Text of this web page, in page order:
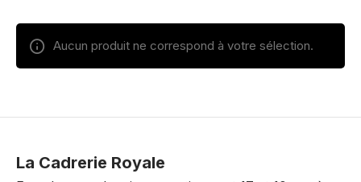
Aucun produit ne correspond à votre sélection.
La Cadrerie Royale